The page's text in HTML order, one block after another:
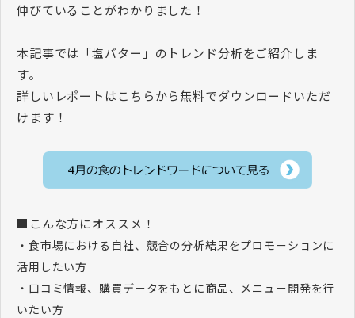
伸びていることがわかりました！
本記事では「塩バター」のトレンド分析をご紹介しま
す。
詳しいレポートはこちらから無料でダウンロードいただ
けます！
■こんな方にオススメ！
・食市場における自社、競合の分析結果をプロモーションに
活用したい方
・口コミ情報、購買データをもとに商品、メニュー開発を行
いたい方